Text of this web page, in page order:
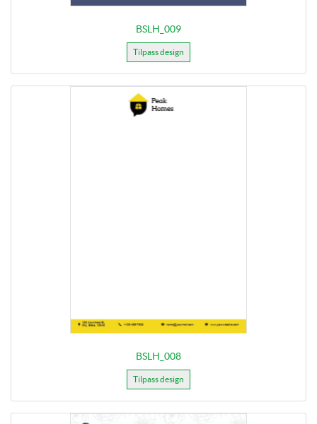
BSLH_009
Tilpass design
BSLH_008
Tilpass design